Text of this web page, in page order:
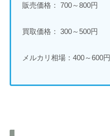
販売価格： 700～800円
買取価格： 300～500円
メルカリ相場：400～600円